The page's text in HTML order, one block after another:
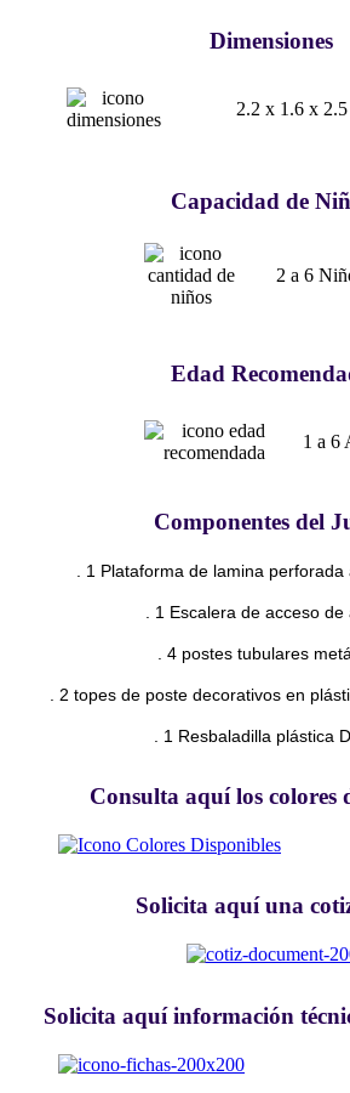
Dimensiones
2.2 x 1.6 x
Capacidad de
2 a 6
Edad
1 a 6
Componentes del
. 1 Plataforma de lamina perforada
. 1 Escalera de acceso de
. 4 postes tubulares
. 2 topes de poste decorativos en
. 1 Resbaladilla plástica
Consulta aquí los colores
Solicita aquí una
Solicita aquí información